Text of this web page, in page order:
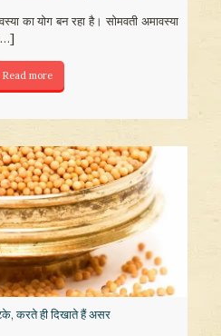
का योग बन रहा है। सोमवती अमावस्या
Read more
करते ही दिखाते हैं असर